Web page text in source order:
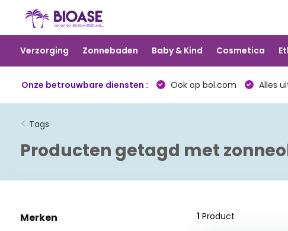
Verzorging Zonnebaden Baby & Kind Cosmetica
Onze betrouwbare diensten : Ook op bol.com Alles
Tags
Producten getagd met
Merken 1 Product